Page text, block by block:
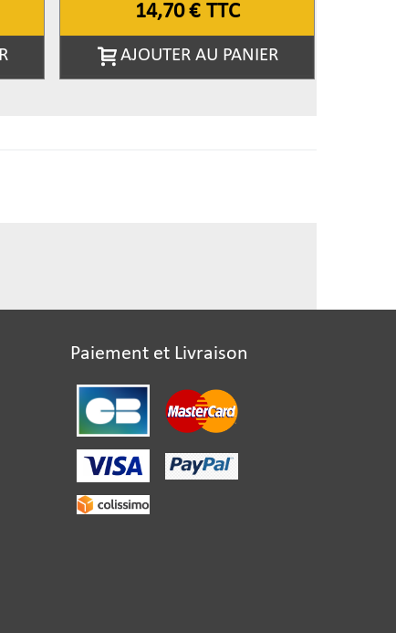
14,70 € TTC
AJOUTER AU PANIER
Paiement et Livraison